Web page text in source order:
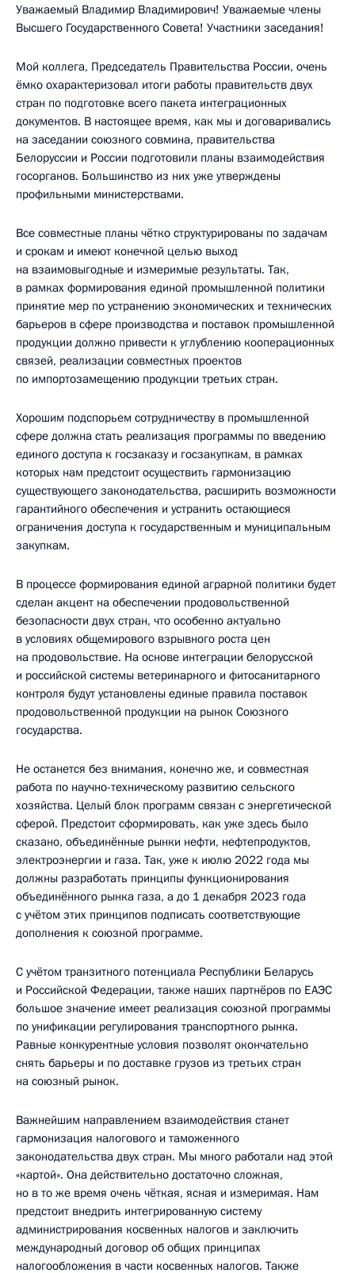
Уважаемый Владимир Владимирович! Уважаемые члены
Высшего Государственного Совета! Участники заседания!
Мой коллега, Председатель Правительства России, очень
ёмко охарактеризовал итоги работы правительств двух
стран по подготовке всего пакета интеграционных
документов. В настоящее время, как мы и договаривались
на заседании союзного совмина, правительства
Белоруссии и России подготовили планы взаимодействия
госорганов. Большинство из них уже утверждены
профильными министерствами.
Все совместные планы чётко структурированы по задачам
и срокам и имеют конечной целью выход
на взаимовыгодные и измеримые результаты. Так,
в рамках формирования единой промышленной политики
принятие мер по устранению экономических и технических
барьеров в сфере производства и поставок промышленной
продукции должно привести к углублению кооперационных
связей, реализации совместных проектов
по импортозамещению продукции третьих стран.
Хорошим подспорьем сотрудничеству в промышленной
сфере должна стать реализация программы по введению
единого доступа к госзаказу и госзакупкам, в рамках
которых нам предстоит осуществить гармонизацию
существующего законодательства, расширить возможности
гарантийного обеспечения и устранить остающиеся
ограничения доступа к государственным и муниципальным
закупкам.
В процессе формирования единой аграрной политики будет
сделан акцент на обеспечении продовольственной
безопасности двух стран, что особенно актуально
в условиях общемирового взрывного роста цен
на продовольствие. На основе интеграции белорусской
и российской системы ветеринарного и фитосанитарного
контроля будут установлены единые правила поставок
продовольственной продукции на рынок Союзного
государства.
Не останется без внимания, конечно же, и совместная
работа по научно-техническому развитию сельского
хозяйства. Целый блок программ связан с энергетической
сферой. Предстоит сформировать, как уже здесь было
сказано, объединённые рынки нефти, нефтепродуктов,
электроэнергии и газа. Так, уже к июлю 2022 года мы
должны разработать принципы функционирования
объединённого рынка газа, а до 1 декабря 2023 года
с учётом этих принципов подписать соответствующие
дополнения к союзной программе.
С учётом транзитного потенциала Республики Беларусь
и Российской Федерации, также наших партнёров по ЕАЭС
большое значение имеет реализация союзной программы
по унификации регулирования транспортного рынка.
Равные конкурентные условия позволят окончательно
снять барьеры и по доставке грузов из третьих стран
на союзный рынок.
Важнейшим направлением взаимодействия станет
гармонизация налогового и таможенного
законодательства двух стран. Мы много работали над этой
«картой». Она действительно достаточно сложная,
но в то же время очень чёткая, ясная и измеримая. Нам
предстоит внедрить интегрированную систему
администрирования косвенных налогов и заключить
международный договор об общих принципах
налогообложения в части косвенных налогов. Также